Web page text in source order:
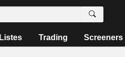
Listes Trading Screeners